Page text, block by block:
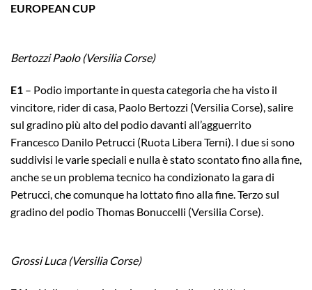
EUROPEAN CUP
Bertozzi Paolo (Versilia Corse)
E1 – Podio importante in questa categoria che ha visto il
vincitore, rider di casa, Paolo Bertozzi (Versilia Corse), salire
sul gradino più alto del podio davanti all’agguerrito
Francesco Danilo Petrucci (Ruota Libera Terni). I due si sono
suddivisi le varie speciali e nulla è stato scontato fino alla fine,
anche se un problema tecnico ha condizionato la gara di
Petrucci, che comunque ha lottato fino alla fine. Terzo sul
gradino del podio Thomas Bonuccelli (Versilia Corse).
Grossi Luca (Versilia Corse)